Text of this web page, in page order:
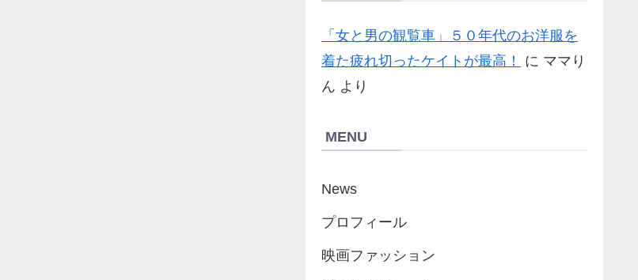
「女と男の観覧車」５０年代のお洋服を
着た疲れ切ったケイトが最高！
に ママり
ん より
MENU
News
プロフィール
映画ファッション